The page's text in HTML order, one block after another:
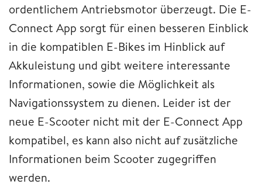
ordentlichem Antriebsmotor überzeugt. Die E-
Connect App sorgt für einen besseren Einblick
in die kompatiblen E-Bikes im Hinblick auf
Akkuleistung und gibt weitere interessante
Informationen, sowie die Möglichkeit als
Navigationssystem zu dienen. Leider ist der
neue E-Scooter nicht mit der E-Connect App
kompatibel, es kann also nicht auf zusätzliche
Informationen beim Scooter zugegriffen
werden.